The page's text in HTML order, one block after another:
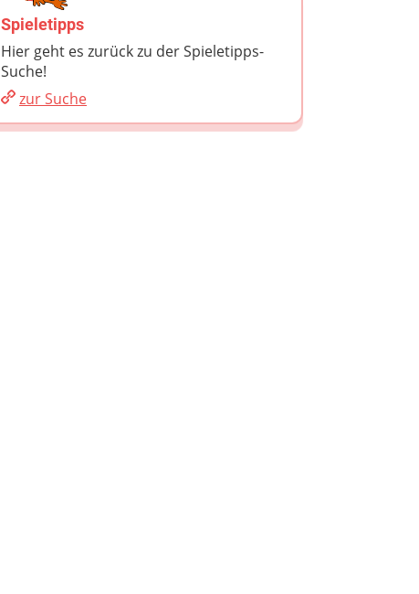
Spieletipps
Hier geht es zurück zu der Spieletipps-
Suche!
zur Suche